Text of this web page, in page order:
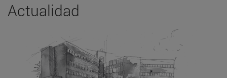
Actualidad